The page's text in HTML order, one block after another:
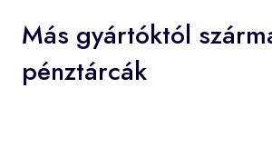
Más gyártóktól
pénztárcák